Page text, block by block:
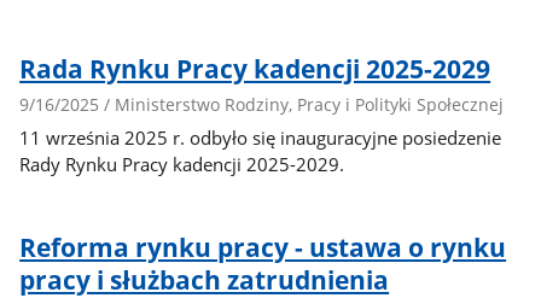
Rada Rynku Pracy kadencji 2025-2029
9/16/2025 / Ministerstwo Rodziny, Pracy i Polityki Społecznej
11 września 2025 r. odbyło się inauguracyjne posiedzenie
Rady Rynku Pracy kadencji 2025-2029.
Reforma rynku pracy - ustawa o rynku
pracy i służbach zatrudnienia